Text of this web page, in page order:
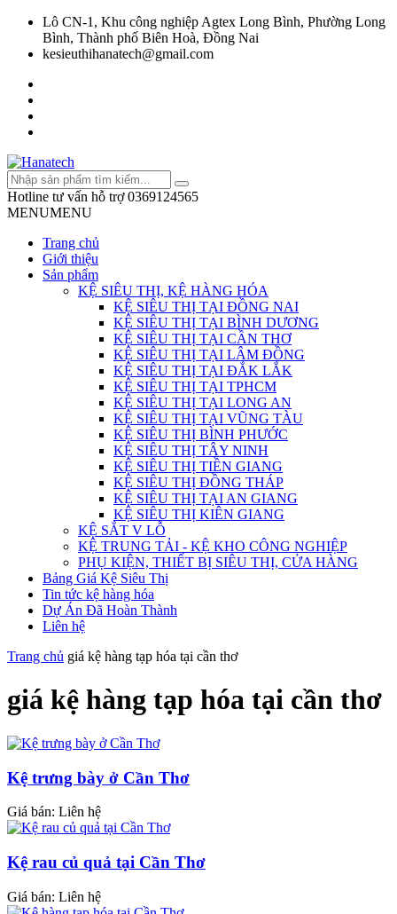
Lô CN-1, Khu công nghiệp Agtex Long Bình, Phường Long
Bình, Thành phố Biên Hoà, Đồng Nai
kesieuthihanatech@gmail.com
Hotline tư vấn hỗ trợ 0369124565
MENUMENU
Trang chủ
Giới thiệu
Sản phẩm
KỆ SIÊU THỊ, KỆ HÀNG HÓA
KỆ SIÊU THỊ TẠI ĐỒNG NAI
KỆ SIÊU THỊ TẠI BÌNH DƯƠNG
KỆ SIÊU THỊ TẠI CẦN THƠ
KỆ SIÊU THỊ TẠI LÂM ĐỒNG
KỆ SIÊU THỊ TẠI ĐẮK LẮK
KỆ SIÊU THỊ TẠI TPHCM
KỆ SIÊU THỊ TẠI LONG AN
KỆ SIÊU THỊ TẠI VŨNG TÀU
KỆ SIÊU THỊ BÌNH PHƯỚC
KỆ SIÊU THỊ TÂY NINH
KỆ SIÊU THỊ TIỀN GIANG
KỆ SIÊU THỊ ĐỒNG THÁP
KỆ SIÊU THỊ TẠI AN GIANG
KỆ SIÊU THỊ KIÊN GIANG
KỆ SẮT V LỖ
KỆ TRUNG TẢI - KỆ KHO CÔNG NGHIỆP
PHỤ KIỆN, THIẾT BỊ SIÊU THỊ, CỬA HÀNG
Bảng Giá Kệ Siêu Thị
Tin tức kệ hàng hóa
Dự Án Đã Hoàn Thành
Liên hệ
Trang chủ giá kệ hàng tạp hóa tại cần thơ
giá kệ hàng tạp hóa tại cần thơ
Kệ trưng bày ở Cần Thơ
Giá bán: Liên hệ
Kệ rau củ quả tại Cần Thơ
Giá bán: Liên hệ